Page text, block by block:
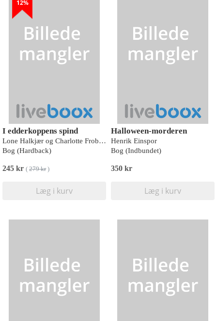
12%
I edderkoppens spind
Lone Halkjær og Charlotte Frobenius
Bog (Hardback)
245 kr ( 279 kr)
Læg i kurv
Halloween-morderen
Henrik Einspor
Bog (Indbundet)
350 kr
Læg i kurv